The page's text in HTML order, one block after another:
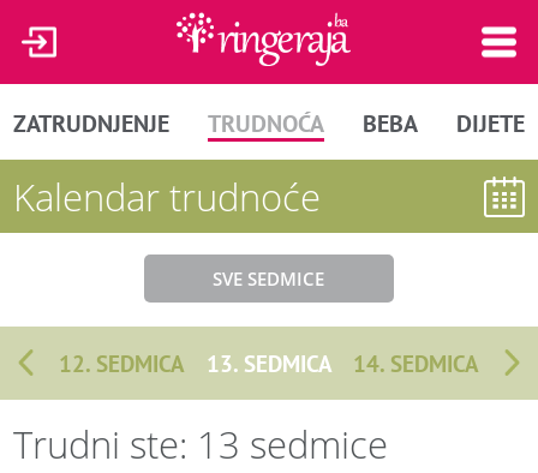
ZATRUDNJENJE TRUDNOĆA BEBA DIJETE
Kalendar trudnoće
SVE SEDMICE
12. SEDMICA 13. SEDMICA 14. SEDMICA
Trudni ste: 13 sedmice